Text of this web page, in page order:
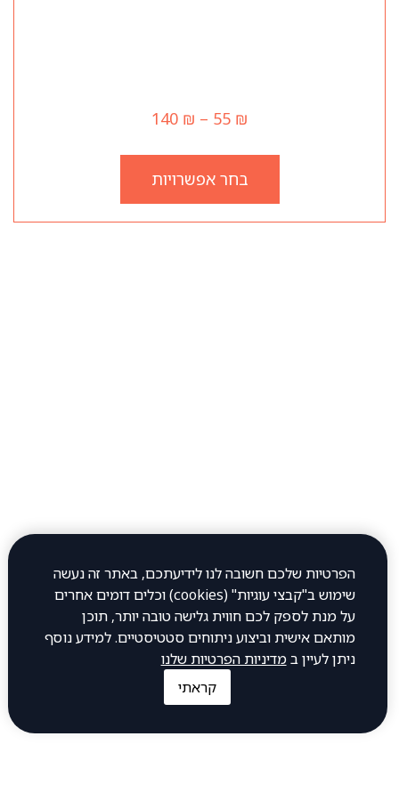
55 ₪
–
140 ₪
בחר אפשרויות
יום שישי 12:00–0:30
יום שבת 12:00–23:00
כתובת
הפרטיות שלכם חשובה לנו לידיעתכם, באתר זה נעשה
שימוש ב"קבצי עוגיות" (cookies) וכלים דומים אחרים
על מנת לספק לכם חווית גלישה טובה יותר, תוכן
מותאם אישית וביצוע ניתוחים סטטיסטיים. למידע נוסף
ניתן לעיין במדיניות הפרטיות שלנו
קראתי